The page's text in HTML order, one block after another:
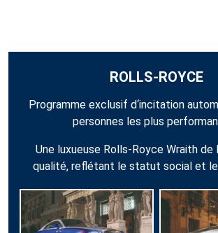
ROLLS-ROYCE
Programme exclusif d‘incitation
personnes les plus
Une luxueuse Rolls-Royce Wraith de
qualité, reflétant le statut social et